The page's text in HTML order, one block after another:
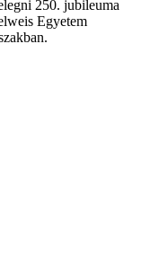
250. jubileuma
Egyetem